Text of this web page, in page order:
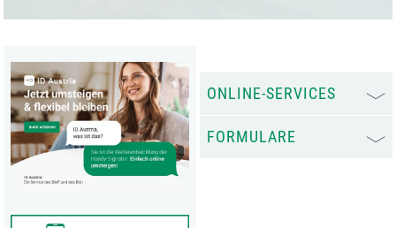
ONLINE-SERVICES
FORMULARE